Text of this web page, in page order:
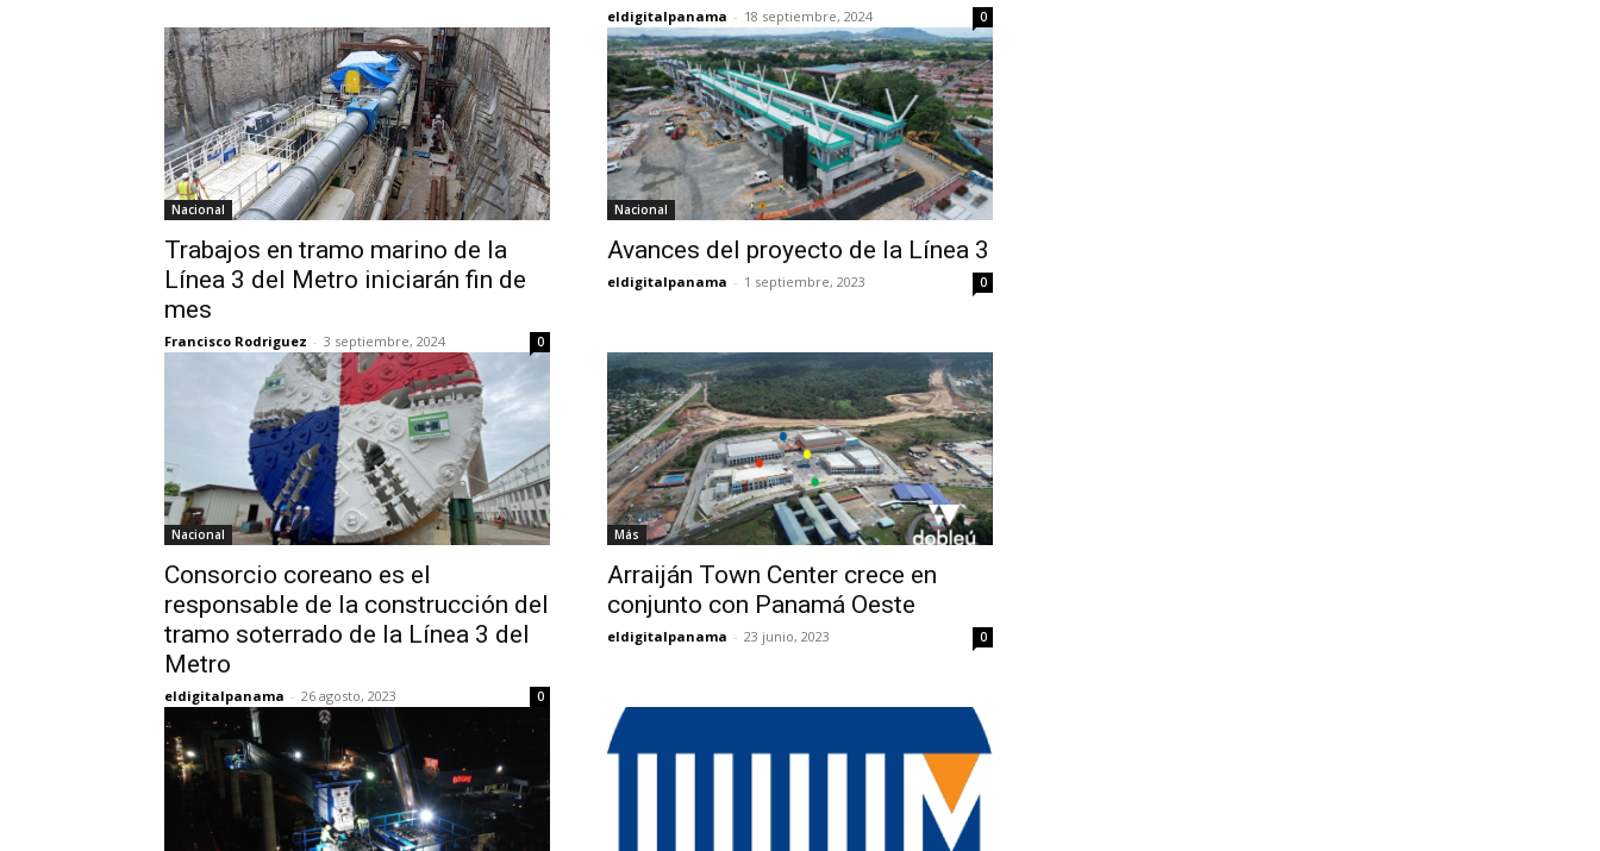
eldigitalpanama - 18 septiembre, 2024 0
Nacional
Trabajos en tramo marino de la
Línea 3 del Metro iniciarán fin de
mes
Francisco Rodriguez - 3 septiembre, 2024 0
Nacional
Avances del proyecto de la Línea 3
eldigitalpanama - 1 septiembre, 2023 0
Nacional
Consorcio coreano es el
responsable de la construcción del
tramo soterrado de la Línea 3 del
Metro
eldigitalpanama - 26 agosto, 2023 0
Más
Arraiján Town Center crece en
conjunto con Panamá Oeste
eldigitalpanama - 23 junio, 2023 0